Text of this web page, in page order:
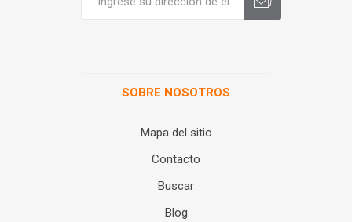
SOBRE NOSOTROS
Mapa del sitio
Contacto
Buscar
Blog